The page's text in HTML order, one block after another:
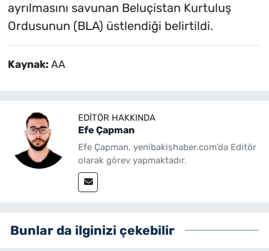
ayrılmasını savunan Beluçistan Kurtuluş
Ordusunun (BLA) üstlendiği belirtildi.
Kaynak: AA
EDITÖR HAKKINDA
Efe Çapman
Efe Çapman, yenibakishaber.com'da Editör
olarak görev yapmaktadır.
Bunlar da ilginizi çekebilir